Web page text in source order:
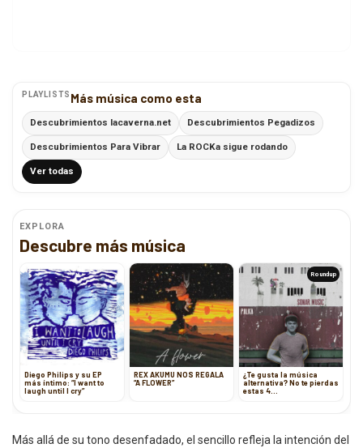
PLAYLISTS Más música como esta
Descubrimientos lacaverna.net Descubrimientos Pegadizos
Descubrimientos Para Vibrar La ROCKa sigue rodando
Ver todas
EXPLORA
Descubre más música
Diego Philips y su EP
más íntimo: “I want to
laugh until I cry”
REX AKUMU NOS REGALA
“A FLOWER”
Roundup
¿Te gusta la música
alternativa? No te pierdas
estas 4
Más allá de su tono desenfadado, el sencillo refleja la intención del